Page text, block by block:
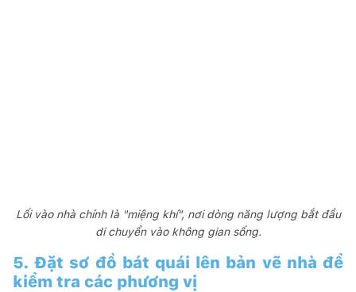
Lối vào nhà chính là "miệng khí", nơi dòng năng lượng bắt đầu
di chuyển vào không gian sống.
5. Đặt sơ đồ bát quái lên bản vẽ nhà để
kiểm tra các phương vị